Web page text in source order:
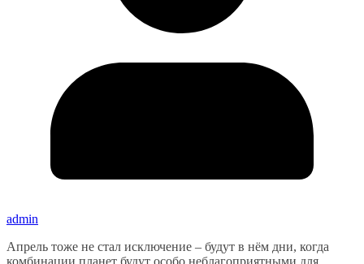
admin
Апрель тоже не стал исключение – будут в нём дни, когда